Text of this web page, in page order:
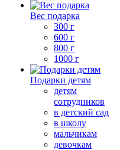
Вес подарка
300 г
600 г
800 г
1000 г
Подарки детям
детям
сотрудников
в детский сад
в школу
мальчикам
девочкам